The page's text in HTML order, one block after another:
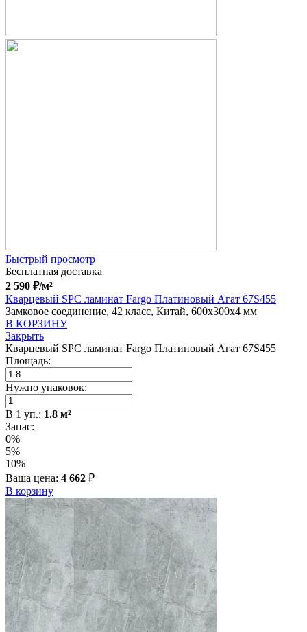
Быстрый просмотр
Бесплатная доставка
2 590 ₽/м²
Кварцевый SPC ламинат Fargo Платиновый Агат 67S455
Замковое соединение, 42 класс, Китай, 600x300x4 мм
В КОРЗИНУ
Закрыть
Кварцевый SPC ламинат Fargo Платиновый Агат 67S455
Площадь:
Нужно упаковок:
В 1 уп.: 1.8 м²
Запас:
0%
5%
10%
Ваша цена: 4 662 ₽
В корзину